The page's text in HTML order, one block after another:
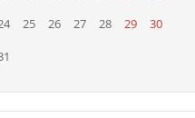
25 26 27 28 29
30